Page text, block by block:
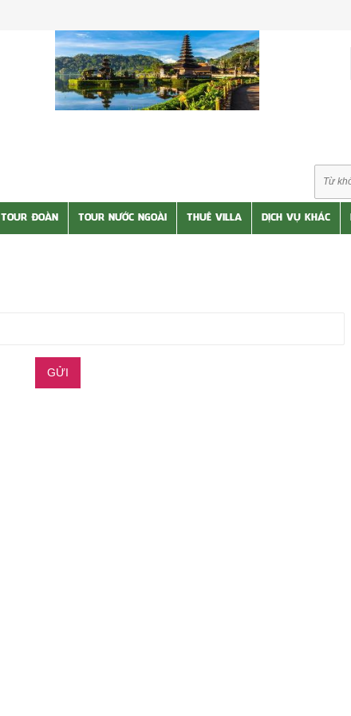
TOUR ĐOÀN TOUR NƯỚC NGOÀI THUÊ VILLA DỊCH VỤ KHÁC